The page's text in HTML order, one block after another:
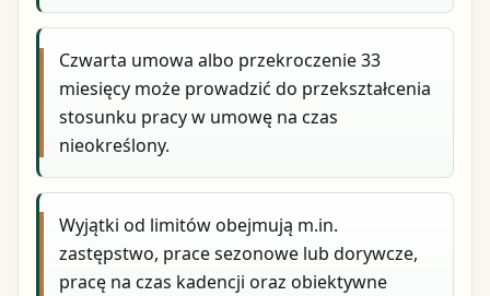
Czwarta umowa albo przekroczenie 33
miesięcy może prowadzić do przekształcenia
stosunku pracy w umowę na czas
nieokreślony.
Wyjątki od limitów obejmują m.in.
zastępstwo, prace sezonowe lub dorywcze,
pracę na czas kadencji oraz obiektywne